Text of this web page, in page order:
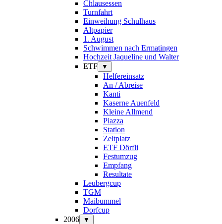
Chlausessen
Turnfahrt
Einweihung Schulhaus
Altpapier
1. August
Schwimmen nach Ermatingen
Hochzeit Jaqueline und Walter
ETF
▼
Helfereinsatz
An / Abreise
Kanti
Kaserne Auenfeld
Kleine Allmend
Piazza
Station
Zeltplatz
ETF Dörfli
Festumzug
Empfang
Resultate
Leubergcup
TGM
Maibummel
Dorfcup
2006
▼